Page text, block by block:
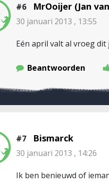
#6 MrOoijer (Jan
30 januari 2013 , 13:55
Eén april valt al vroeg dit
Beantwoorden
#7 Bismarck
30 januari 2013 , 14:26
Ik ben benieuwd of